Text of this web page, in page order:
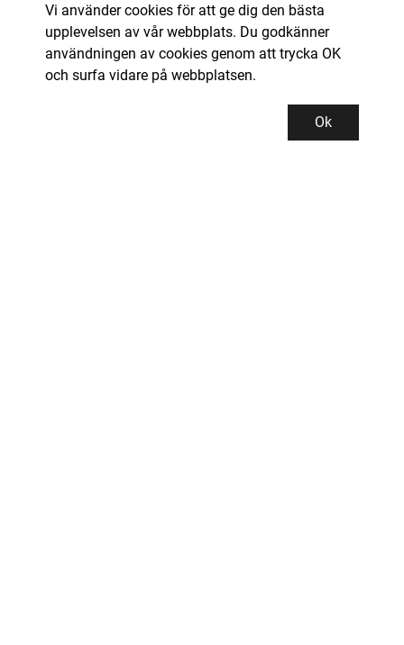
Vi använder cookies för att ge dig den bästa
upplevelsen av vår webbplats. Du godkänner
användningen av cookies genom att trycka OK
och surfa vidare på webbplatsen.
Ok